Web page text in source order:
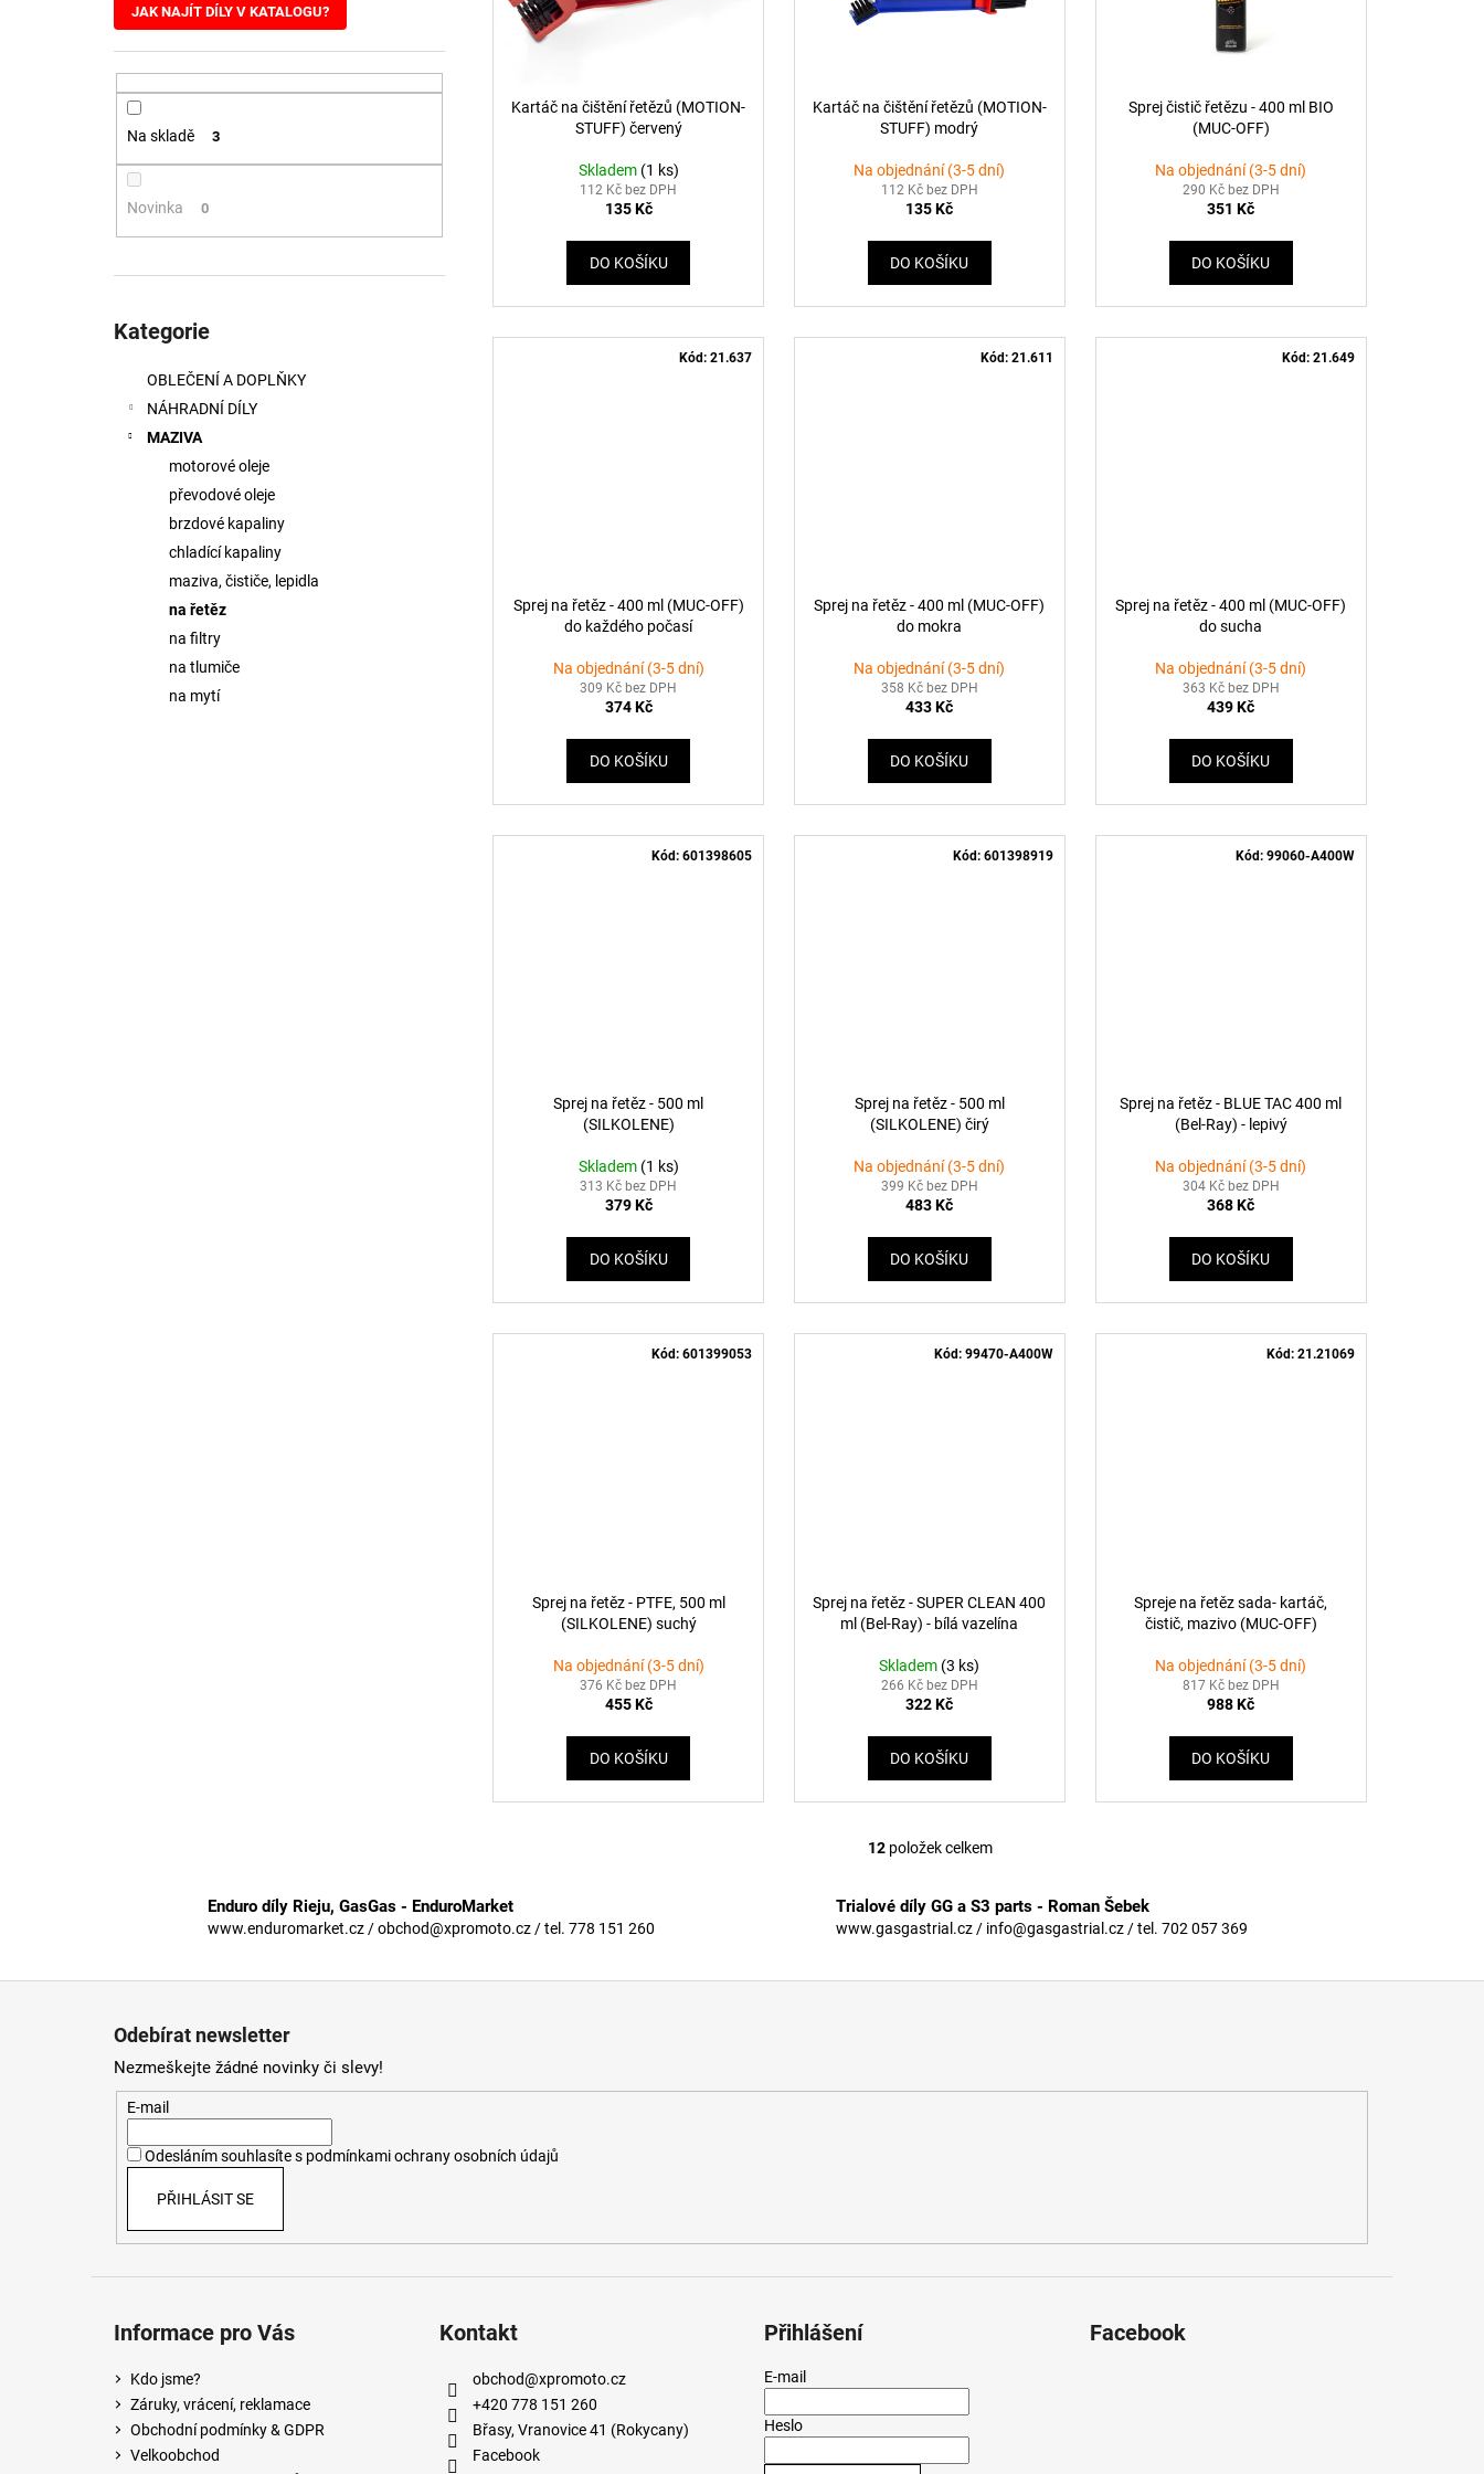
JAK NAJÍT DÍLY V KATALOGU?
Na skladě 3
Novinka 0
kategorie
Kategorie
OBLEČENÍ A DOPLŇKY
NÁHRADNÍ DÍLY
MAZIVA
motorové oleje
převodové oleje
brzdové kapaliny
chladící kapaliny
maziva, čističe, lepidla
na řetěz
na filtry
na tlumiče
na mytí
Kartáč na čištění řetězů (MOTION-
STUFF) červený
Skladem (1 ks)
112 Kč bez DPH
135 Kč
DO KOŠÍKU
Kartáč na čištění řetězů (MOTION-
STUFF) modrý
Na objednání (3-5 dní)
112 Kč bez DPH
135 Kč
DO KOŠÍKU
Sprej čistič řetězu - 400 ml BIO
(MUC-OFF)
Na objednání (3-5 dní)
290 Kč bez DPH
351 Kč
DO KOŠÍKU
Sprej na řetěz - 400 ml (MUC-OFF)
do každého počasí
Na objednání (3-5 dní)
309 Kč bez DPH
374 Kč
DO KOŠÍKU
Kód:21.637
Sprej na řetěz - 400 ml (MUC-OFF)
do mokra
Na objednání (3-5 dní)
358 Kč bez DPH
433 Kč
DO KOŠÍKU
Kód: 21.611
Sprej na řetěz - 400 ml (MUC-OFF)
do sucha
Na objednání (3-5 dní)
363 Kč bez DPH
439 Kč
DO KOŠÍKU
Kód: 21.649
Sprej na řetěz - 500 ml
(SILKOLENE)
Skladem (1 ks)
313 Kč bez DPH
379 Kč
DO KOŠÍKU
Kód:601398605
Sprej na řetěz - 500 ml
(SILKOLENE) čirý
Na objednání (3-5 dní)
399 Kč bez DPH
483 Kč
DO KOŠÍKU
Kód: 601398919
Sprej na řetěz - BLUE TAC 400 ml
(Bel-Ray) - lepivý
Na objednání (3-5 dní)
304 Kč bez DPH
368 Kč
DO KOŠÍKU
Kód: 99060-A400W
Sprej na řetěz - PTFE, 500 ml
(SILKOLENE) suchý
Na objednání (3-5 dní)
376 Kč bez DPH
455 Kč
DO KOŠÍKU
Kód:601399053
Sprej na řetěz - SUPER CLEAN 400
ml (Bel-Ray) - bílá vazelína
Skladem (3 ks)
266 Kč bez DPH
322 Kč
DO KOŠÍKU
Kód: 99470-A400W
Spreje na řetěz sada- kartáč,
čistič, mazivo (MUC-OFF)
Na objednání (3-5 dní)
817 Kč bez DPH
988 Kč
DO KOŠÍKU
Kód: 21.21069
O
l
á
a
i
s
12položek celkem
Enduro díly Rieju, GasGas - EnduroMarket
www.enduromarket.cz / obchod@xpromoto.cz / tel. 778 151 260
Trialové díly GG a S3 parts - Roman Šebek
www.gasgastrial.cz / info@gasgastrial.cz / tel. 702 057 369
Odebírat newsletter
Nezmeškejte žádné novinky či slevy!
E-mail
Odesláním souhlasíte s podmínkami ochrany osobních údajů
PŘIHLÁSIT SE
Informace pro Vás
Kdo jsme?
Záruky, vrácení, reklamace
Obchodní podmínky & GDPR
Velkoobchod
Kontakt
obchod@xpromoto.cz
+420 778 151 260
Břasy, Vranovice 41 (Rokycany)
Facebook
Přihlášení
E-mail
Heslo
Facebook